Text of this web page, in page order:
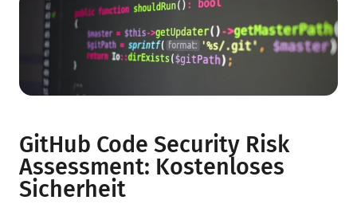
GitHub Code Security Risk
Assessment: Kostenloses
Sicherheit